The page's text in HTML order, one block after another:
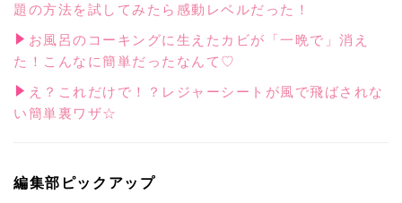
題の方法を試してみたら感動レベルだった！
お風呂のコーキングに生えたカビが「一晩で」消え
た！こんなに簡単だったなんて♡
え？これだけで！？レジャーシートが風で飛ばされな
い簡単裏ワザ☆
編集部ピックアップ